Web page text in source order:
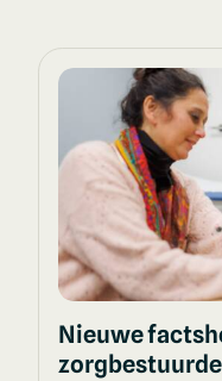
Nieuwe